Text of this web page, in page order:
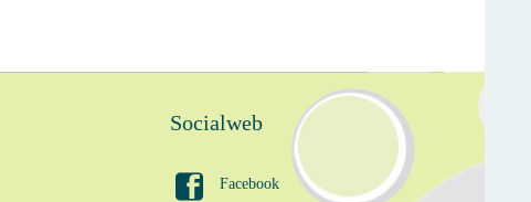
Socialweb
 Facebook